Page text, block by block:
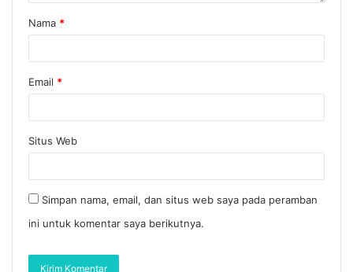
Nama *
Email *
Situs Web
Simpan nama, email, dan situs web saya pada peramban
ini untuk komentar saya berikutnya.